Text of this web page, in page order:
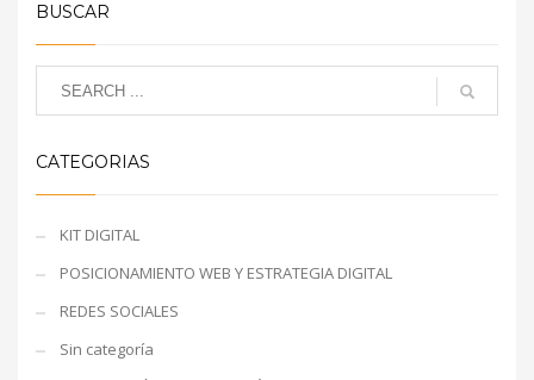
BUSCAR
CATEGORIAS
KIT DIGITAL
POSICIONAMIENTO WEB Y ESTRATEGIA DIGITAL
REDES SOCIALES
Sin categoría